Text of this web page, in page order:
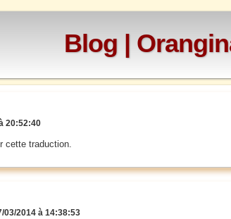
Blog |
20:52:40
cette traduction.
03/2014 à 14:38:53